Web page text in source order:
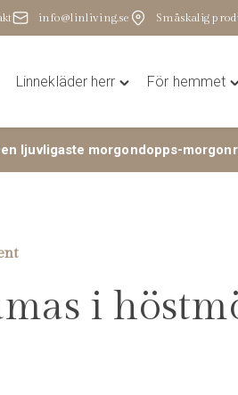
info@linliving.se Småskalig
Linnekläder herr
Toggle
menu
För hemmet
ljuvligaste morgondopps-
i